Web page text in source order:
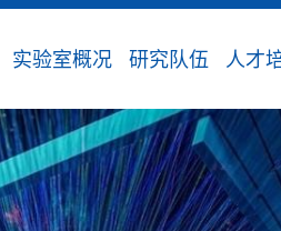
实验室概况 研究队伍 人才